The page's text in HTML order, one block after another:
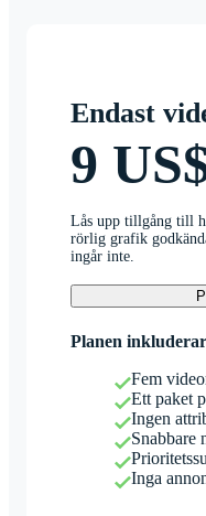
Endast
9
Lås upp tillgång till
rörlig grafik
ingår inte.
Planen
Fem
Ett paket
Ingen
Snabbare
Inga